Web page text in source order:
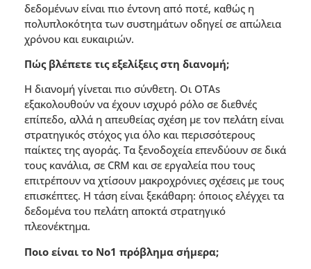
δεδοµένων είναι πιο έντονη από ποτέ, καθώς η
πολυπλοκότητα των συστηµάτων οδηγεί σε απώλεια
χρόνου και ευκαιριών.
Πώς βλέπετε τις εξελίξεις στη διανοµή;
Η διανοµή γίνεται πιο σύνθετη. Οι OTAs
εξακολουθούν να έχουν ισχυρό ρόλο σε διεθνές
επίπεδο, αλλά η απευθείας σχέση µε τον πελάτη είναι
στρατηγικός στόχος για όλο και περισσότερους
παίκτες της αγοράς. Τα ξενοδοχεία επενδύουν σε δικά
τους κανάλια, σε CRM και σε εργαλεία που τους
επιτρέπουν να χτίσουν µακροχρόνιες σχέσεις µε τους
επισκέπτες. Η τάση είναι ξεκάθαρη: όποιος ελέγχει τα
δεδοµένα του πελάτη αποκτά στρατηγικό
πλεονέκτηµα.
Ποιο είναι το Νο1 πρόβληµα σήµερα;